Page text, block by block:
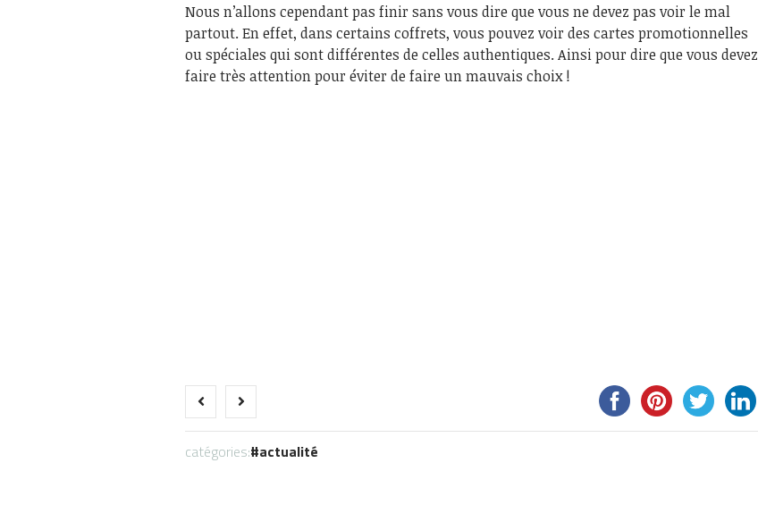
Nous n’allons cependant pas finir sans vous dire que vous ne devez pas voir le mal
partout. En effet, dans certains coffrets, vous pouvez voir des cartes promotionnelles
ou spéciales qui sont différentes de celles authentiques. Ainsi pour dire que vous devez
faire très attention pour éviter de faire un mauvais choix !
catégories: actualité